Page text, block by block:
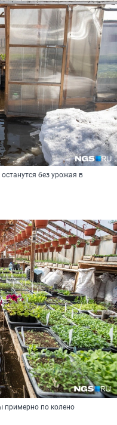
без урожая в
примерно по колено